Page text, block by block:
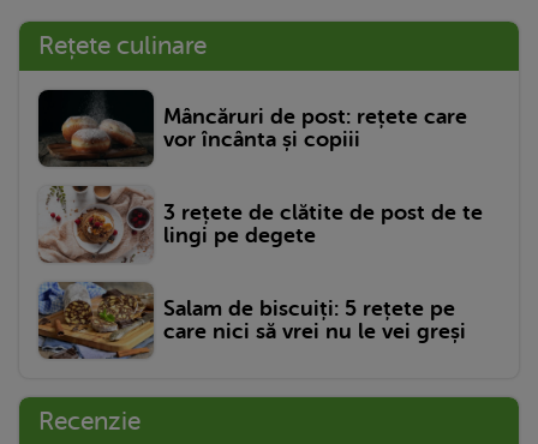
Rețete culinare
Mâncăruri de post: rețete care
vor încânta și copiii
3 rețete de clătite de post de te
lingi pe degete
Salam de biscuiți: 5 rețete pe
care nici să vrei nu le vei greși
Recenzie